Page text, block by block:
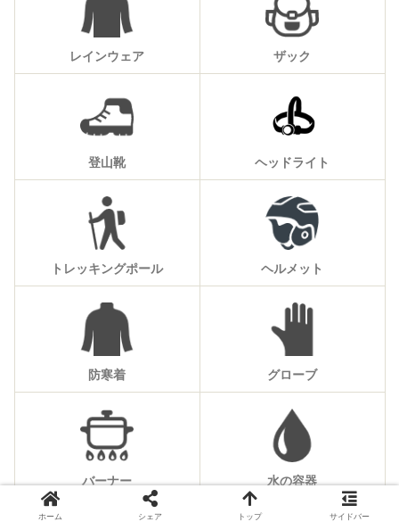
レインウェア ザック
登山靴 ヘッドライト
トレッキングポール ヘルメット
防寒着 グローブ
バーナー 水の容器
ホーム シェア トップ サイドバー